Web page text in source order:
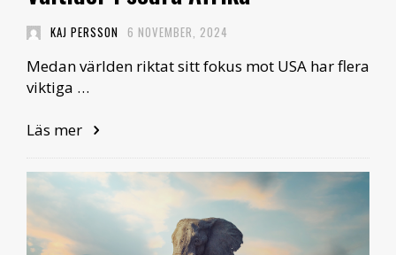
KAJ PERSSON 6 NOVEMBER, 2024
Medan världen riktat sitt fokus mot USA har flera
viktiga …
Läs mer